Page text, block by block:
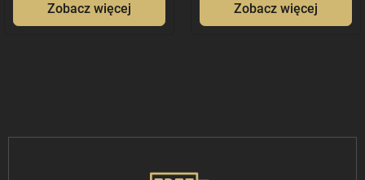
Zobacz więcej Zobacz więcej